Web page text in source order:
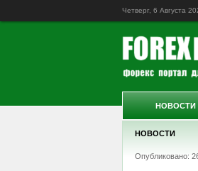
Четверг, 6 Августа
НОВОСТИ
Опубликовано:
НОВОСТИ